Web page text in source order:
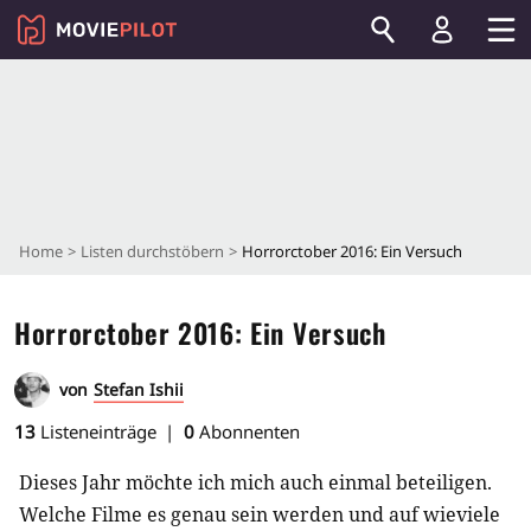
Home Listen durchstöbern Horrorctober 2016: Ein Versuch
Horrorctober 2016: Ein Versuch
von Stefan Ishii
13 Listeneinträge 0 Abonnenten
Dieses Jahr möchte ich mich auch einmal beteiligen.
Welche Filme es genau sein werden und auf wieviele